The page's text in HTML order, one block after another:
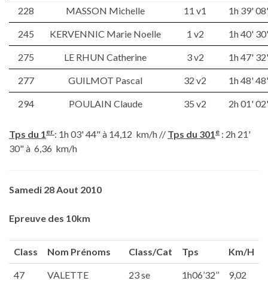
228 MASSON Michelle 11 v1 1h 39'
245 KERVENNIC Marie Noelle 1 v2 1h 40'
275 LE RHUN Catherine 3 v2 1h 47'
277 GUILMOT Pascal 32 v2 1h 48'
294 POULAIN Claude 35 v2 2h 01'
Tps du 1er : 1h 03' 44" à 14,12 km/h // Tps du 301e : 2h 21'
30" à 6,36 km/h
Samedi 28 Aout 2010
Epreuve des 10km
Class Nom Prénoms Class/Cat Tps Km/H
47
VALETTE
23 se 1h06’32’’ 9,02